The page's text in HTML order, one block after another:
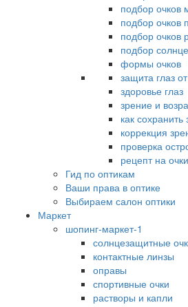
подбор очков
подбор
подбор очков
подбор
формы очков
защита глаз
здоровье глаз
зрение и
как сохранить
коррекция
проверка
рецепт на очки
Гид по оптикам
Ваши права в оптике
Выбираем салон оптики
Маркет
шопинг-маркет-1
солнцезащитные
контактные линзы
оправы
спортивные очки
растворы и капли